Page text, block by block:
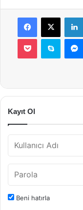
Facebook
X
Pocket Skype
Kayıt Ol
Beni hatırla